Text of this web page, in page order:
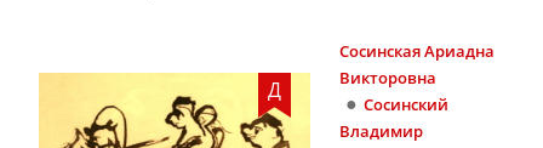
Д
СосинскаяАриадна
Викторовна
Сосинский
Владимир